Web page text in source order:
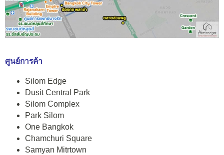
ศูนย์การค้า
Silom Edge
Dusit Central Park
Silom Complex
Park Silom
One Bangkok
Chamchuri Square
Samyan Mitrtown